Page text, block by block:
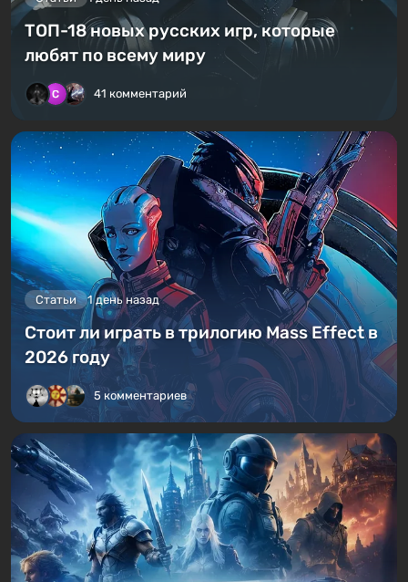
ТОП-18 новых русских игр, которые
любят по всему миру
41 комментарий
Статьи 1 день назад
Стоит ли играть в трилогию Mass Effect в
2026 году
5 комментариев